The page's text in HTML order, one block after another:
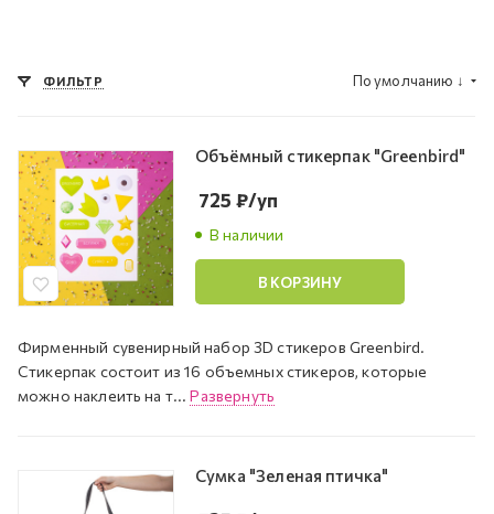
ФИЛЬТР По умолчанию ↓
Объёмный стикерпак "Greenbird"
В наличии
725 ₽/уп
В КОРЗИНУ
Фирменный сувенирный набор 3D стикеров Greenbird.
Стикерпак состоит из 16 объемных стикеров, которые
можно наклеить на т...Развернуть
Сумка "Зеленая птичка"